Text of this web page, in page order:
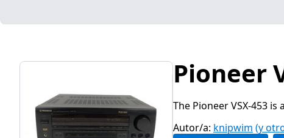
Pioneer
The Pioneer VSX-453 is
Autor/a: knipwim (y